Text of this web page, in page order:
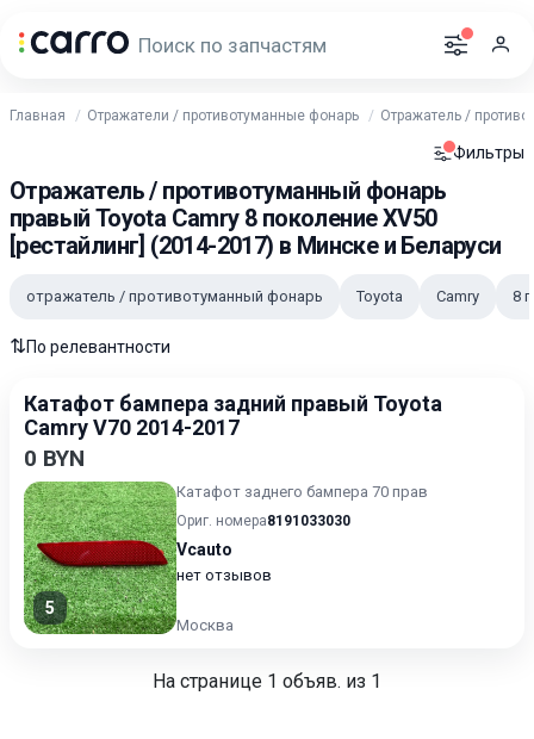
Главная Отражатели / противотуманные фонарь Отражатель /
Фильтры
Отражатель / противотуманный фонарь
правый Toyota Camry 8 поколение XV50
[рестайлинг] (2014-2017) в Минске и Беларуси
отражатель / противотуманный фонарь Toyota Camry 8
⇅По релевантности
Катафот бампера задний правый Toyota
Camry V70 2014-2017
0 BYN
5
Катафот заднего бампера 70 прав
Ориг. номера8191033030
Vcauto
нет отзывов
Москва
На странице 1 объяв. из 1